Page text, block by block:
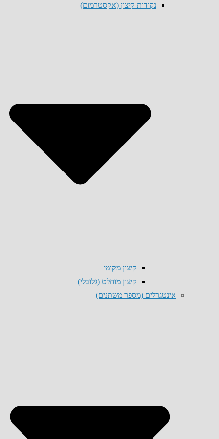
נקודות קיצון (אקסטרמום)
קיצון מקומי
קיצון מוחלט (גלובלי)
אינטגרלים (מספר משתנים)